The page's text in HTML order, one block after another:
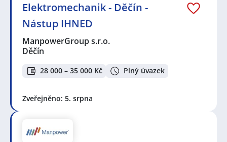
Elektromechanik - Děčín -
Nástup IHNED
ManpowerGroup s.r.o.
Děčín
28 000 – 35 000 Kč Plný úvazek
Zveřejněno: 5. srpna